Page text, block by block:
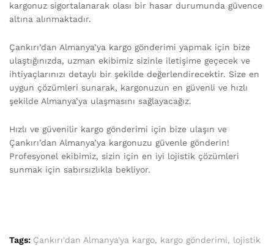
kargonuz sigortalanarak olası bir hasar durumunda güvence
altına alınmaktadır.
Çankırı’dan Almanya’ya kargo gönderimi yapmak için bize
ulaştığınızda, uzman ekibimiz sizinle iletişime geçecek ve
ihtiyaçlarınızı detaylı bir şekilde değerlendirecektir. Size en
uygun çözümleri sunarak, kargonuzun en güvenli ve hızlı
şekilde Almanya’ya ulaşmasını sağlayacağız.
Hızlı ve güvenilir kargo gönderimi için bize ulaşın ve
Çankırı’dan Almanya’ya kargonuzu güvenle gönderin!
Profesyonel ekibimiz, sizin için en iyi lojistik çözümleri
sunmak için sabırsızlıkla bekliyor.
Tags: Çankırı'dan Almanya'ya kargo, kargo gönderimi, lojistik